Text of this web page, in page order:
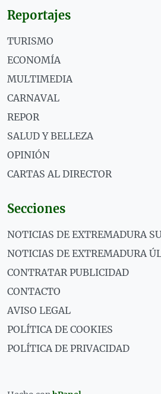
Reportajes
TURISMO
ECONOMÍA
MULTIMEDIA
CARNAVAL
REPOR
SALUD Y BELLEZA
OPINIÓN
CARTAS AL DIRECTOR
Secciones
NOTICIAS DE EXTREMADURA
NOTICIAS DE EXTREMADURA
CONTRATAR PUBLICIDAD
CONTACTO
AVISO LEGAL
POLÍTICA DE COOKIES
POLÍTICA DE PRIVACIDAD